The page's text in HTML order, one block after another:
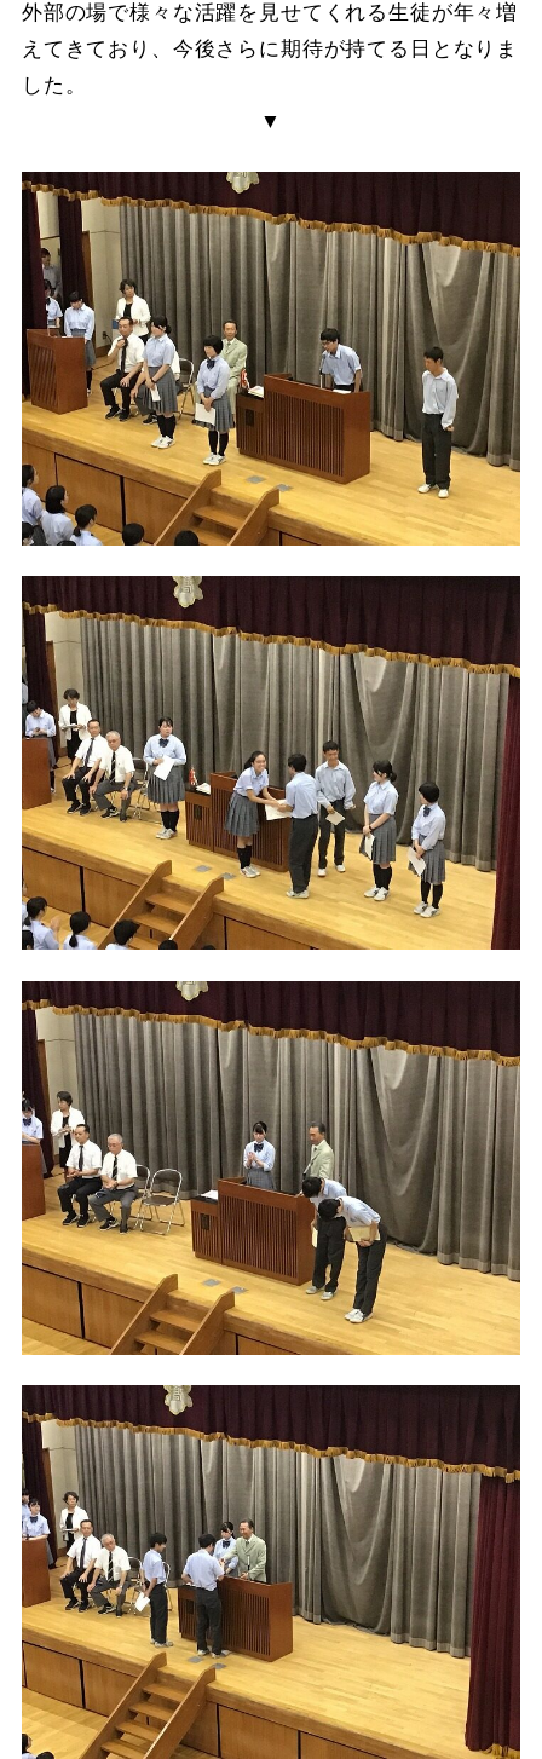
外部の場で様々な活躍を見せてくれる生徒が年々増
えてきており、今後さらに期待が持てる日となりま
した。
▼